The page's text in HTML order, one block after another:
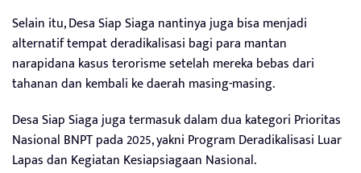
Selain itu, Desa Siap Siaga nantinya juga bisa menjadi
alternatif tempat deradikalisasi bagi para mantan
narapidana kasus terorisme setelah mereka bebas dari
tahanan dan kembali ke daerah masing-masing.
Desa Siap Siaga juga termasuk dalam dua kategori Prioritas
Nasional BNPT pada 2025, yakni Program Deradikalisasi Luar
Lapas dan Kegiatan Kesiapsiagaan Nasional.